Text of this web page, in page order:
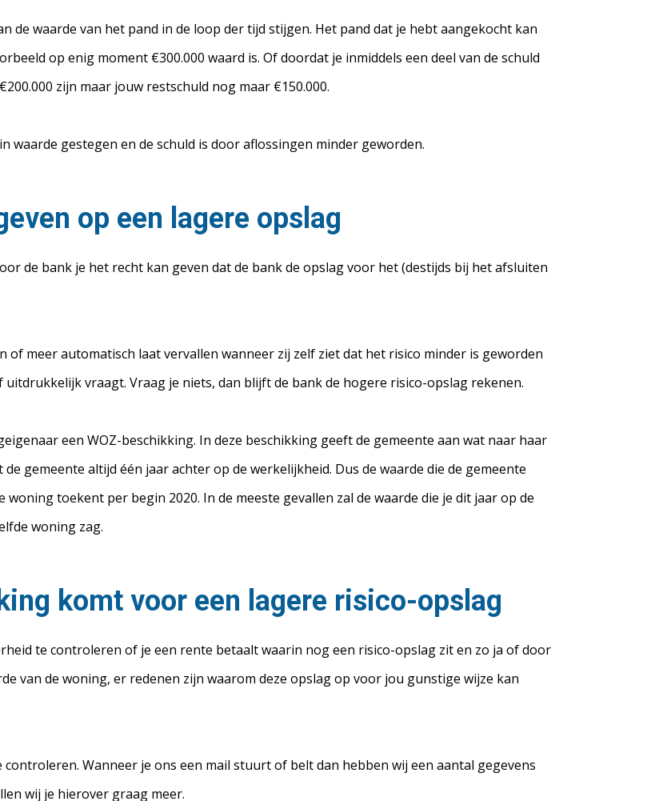
de waarde van het pand in de loop der tijd stijgen. Het pand dat je hebt aangekocht kan
op enig moment €300.000 waard is. Of doordat je inmiddels een deel van de schuld
zijn maar jouw restschuld nog maar €150.000.
waarde gestegen en de schuld is door aflossingen minder geworden.
op een lagere opslag
de bank je het recht kan geven dat de bank de opslag voor het (destijds bij het afsluiten
of meer automatisch laat vervallen wanneer zij zelf ziet dat het risico minder is geworden
vraagt. Vraag je niets, dan blijft de bank de hogere risico-opslag rekenen.
een WOZ-beschikking. In deze beschikking geeft de gemeente aan wat naar haar
gemeente altijd één jaar achter op de werkelijkheid. Dus de waarde die de gemeente
toekent per begin 2020. In de meeste gevallen zal de waarde die je dit jaar op de
woning zag.
komt voor een lagere risico-opslag
te controleren of je een rente betaalt waarin nog een risico-opslag zit en zo ja of door
van de woning, er redenen zijn waarom deze opslag op voor jou gunstige wijze kan
Wanneer je ons een mail stuurt of belt dan hebben wij een aantal gegevens
wij je hierover graag meer.